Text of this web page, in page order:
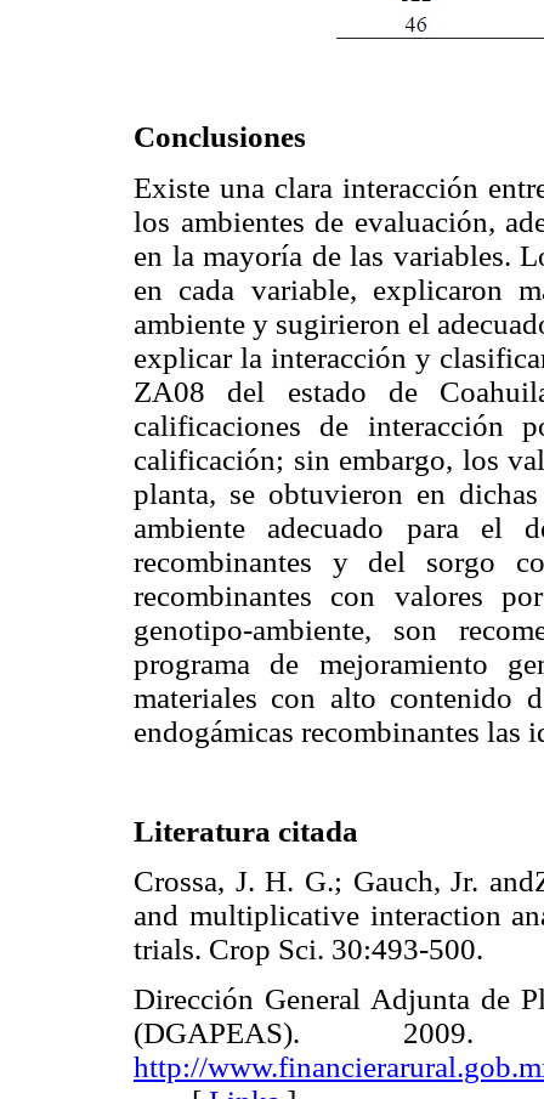
Conclusiones
Existe una clara interacción
los ambientes de evaluación,
en la mayoría de las variables.
en cada variable, explicaron
ambiente y sugirieron el
explicar la interacción y
ZA08 del estado de
calificaciones de interacción
calificación; sin embargo, los
planta, se obtuvieron en
ambiente adecuado para el
recombinantes y del sorgo
recombinantes con valores
genotipo-ambiente, son
programa de mejoramiento
materiales con alto contenido
endogámicas recombinantes las
Literatura citada
Crossa, J. H. G.; Gauch, Jr.
and multiplicative interaction
trials. Crop Sci. 30:493-
Dirección General Adjunta de
(DGAPEAS).
http://